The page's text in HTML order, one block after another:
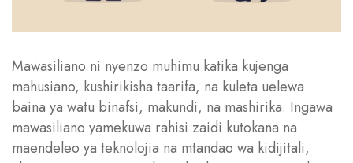
Mawasiliano ni nyenzo muhimu katika kujenga
mahusiano, kushirikisha taarifa, na kuleta uelewa
baina ya watu binafsi, makundi, na mashirika. Ingawa
mawasiliano yamekuwa rahisi zaidi kutokana na
maendeleo ya teknolojia na mtandao wa kidijitali,